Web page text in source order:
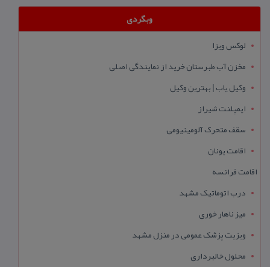
وبگردی
لوکس ویزا
مخزن آب طبرستان خرید از نمایندگی اصلی
وکیل یاب | بهترین وکیل
ایمپلنت شیراز
سقف متحرک آلومینیومی
اقامت یونان
اقامت فرانسه
درب اتوماتیک مشهد
میز ناهار خوری
ویزیت پزشک عمومی در منزل مشهد
محلول خالبرداری